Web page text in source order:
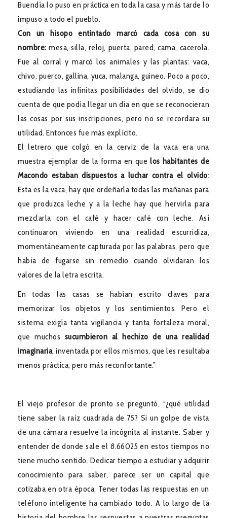
Buendía lo puso en práctica en toda la casa y más tarde lo
impuso a todo el pueblo.
Con un hisopo entintado marcó cada cosa con su
nombre: mesa, silla, reloj, puerta, pared, cama, cacerola.
Fue al corral y marcó los animales y las plantas: vaca,
chivo, puerco, gallina, yuca, malanga, guineo. Poco a poco,
estudiando las infinitas posibilidades del olvido, se dio
cuenta de que podía llegar un día en que se reconocieran
las cosas por sus inscripciones, pero no se recordara su
utilidad. Entonces fue más explícito.
El letrero que colgó en la cerviz de la vaca era una
muestra ejemplar de la forma en que los habitantes de
Macondo estaban dispuestos a luchar contra el olvido:
Esta es la vaca, hay que ordeñarla todas las mañanas para
que produzca leche y a la leche hay que hervirla para
mezclarla con el café y hacer café con leche. Así
continuaron viviendo en una realidad escurridiza,
momentáneamente capturada por las palabras, pero que
había de fugarse sin remedio cuando olvidaran los
valores de la letra escrita.
En todas las casas se habían escrito claves para
memorizar los objetos y los sentimientos. Pero el
sistema exigía tanta vigilancia y tanta fortaleza moral,
que muchos sucumbieron al hechizo de una realidad
imaginaria, inventada por ellos mismos, que les resultaba
menos práctica, pero más reconfortante.”
El viejo profesor de pronto se preguntó, “¿qué utilidad
tiene saber la raíz cuadrada de 75? Si un golpe de vista
de una cámara resuelve la incógnita al instante. Saber y
entender de donde sale el 8.66025 en estos tiempos no
tiene mucho sentido. Dedicar tiempo a estudiar y adquirir
conocimiento para saber, parece ser un capital que
cotizaba en otra época. Tener todas las respuestas en un
teléfono inteligente ha cambiado todo. A lo largo de la